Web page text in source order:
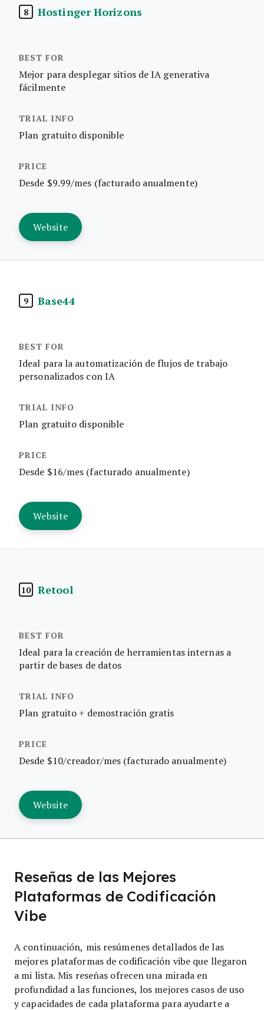
8 Hostinger Horizons
Mejor para desplegar sitios de IA generativa
fácilmente
Plan gratuito disponible
Desde $9.99/mes (facturado anualmente)
Website
9 Base44
Ideal para la automatización de flujos de trabajo
personalizados con IA
Plan gratuito disponible
Desde $16/mes (facturado anualmente)
Website
10 Retool
Ideal para la creación de herramientas internas a
partir de bases de datos
Plan gratuito + demostración gratis
Desde $10/creador/mes (facturado anualmente)
Website
Reseñas de las Mejores
Plataformas de Codificación
Vibe
A continuación, mis resúmenes detallados de las
mejores plataformas de codificación vibe que llegaron
a mi lista. Mis reseñas ofrecen una mirada en
profundidad a las funciones, los mejores casos de uso
y capacidades de cada plataforma para ayudarte a